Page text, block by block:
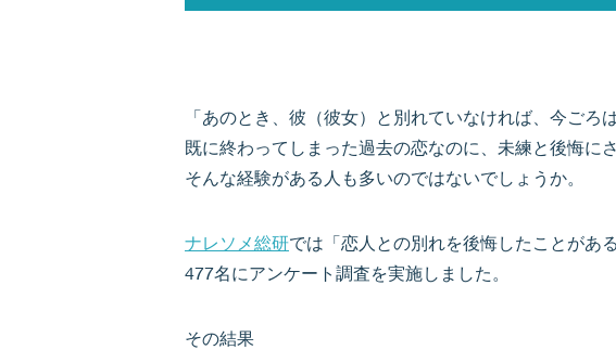
「あのとき、彼（彼女）と別れていなければ、今ごろ
既に終わってしまった過去の恋なのに、未練と後悔に
そんな経験がある人も多いのではないでしょうか。
ナレソメ総研では「恋人との別れを後悔したことがあ
477名にアンケート調査を実施しました。
その結果